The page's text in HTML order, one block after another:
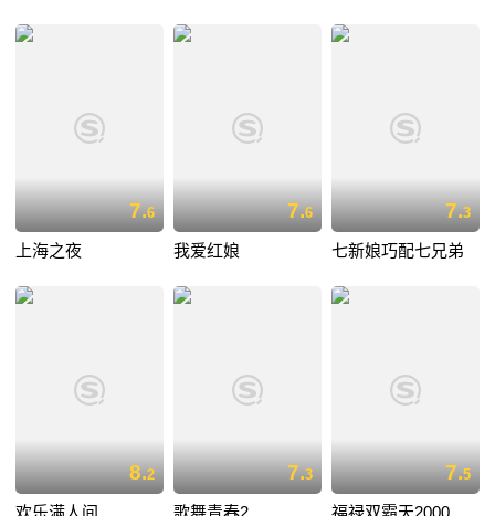
7.6
上海之夜
7.6
我爱红娘
7.3
七新娘巧配七兄弟
8.2 7.3 7.5